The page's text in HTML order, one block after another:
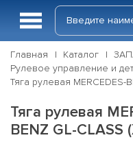
Главная Каталог
Рулевое управление и
Тяга рулевая MERCEDES-
Тяга рулевая
BENZ GL-CLASS